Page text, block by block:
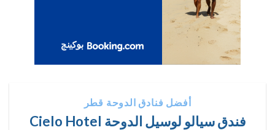
أفضل فنادق الدوحة قطر
فندق سيالو لوسيل الدوحة Cielo Hotel